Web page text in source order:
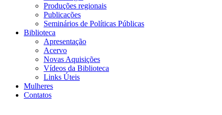
Produções regionais
Publicações
Seminários de Políticas Públicas
Biblioteca
Apresentação
Acervo
Novas Aquisições
Vídeos da Biblioteca
Links Úteis
Mulheres
Contatos